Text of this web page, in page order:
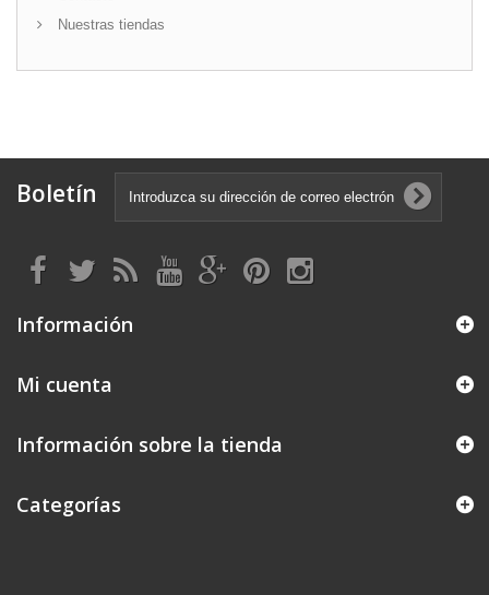
Nuestras tiendas
Boletín
Información
Mi cuenta
Información sobre la tienda
Categorías